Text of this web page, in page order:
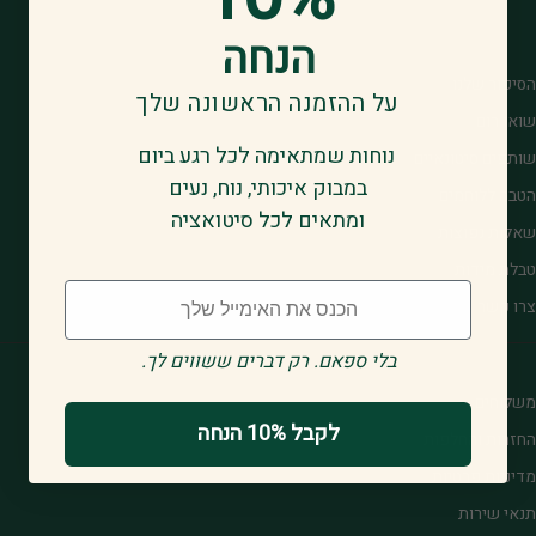
הסיפור שלנו
שואו רום
שותפים סיטונאיים
הטבה ללוחמים
שאלות נפוצות
טבלת מידות
צרו קשר
משלוחים
החזרות והחלפות
מדיניות פרטיות
תנאי שירות
הנחה
על ההזמנה הראשונה שלך
במבוק איכותי, נוח, נעים
ומתאים לכל סיטואציה
Email
.בלי ספאם. רק דברים ששווים לך
לקבל 10% הנחה